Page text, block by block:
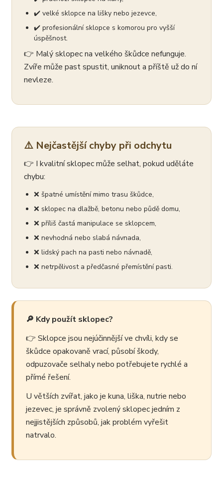
✔️ velké sklopce na lišky nebo jezevce,
✔️ profesionální sklopce s komorou pro vyšší
úspěšnost.
👉 Malý sklopec na velkého škůdce nefunguje.
Zvíře může past spustit, uniknout a příště už do ní
nevleze.
⚠️ Nejčastější chyby při odchytu
👉 I kvalitní sklopec může selhat, pokud uděláte
chybu:
❌ špatné umístění mimo trasu škůdce,
❌ sklopec na dlažbě, betonu nebo půdě domu,
❌ příliš častá manipulace se sklopcem,
❌ nevhodná nebo slabá návnada,
❌ lidský pach na pasti nebo návnadě,
❌ netrpělivost a předčasné přemístění pasti.
🔎 Kdy použít sklopec?
👉 Sklopce jsou nejúčinnější ve chvíli, kdy se
škůdce opakovaně vrací, působí škody,
odpuzovače selhaly nebo potřebujete rychlé a
přímé řešení.
U větších zvířat, jako je kuna, liška, nutrie nebo
jezevec, je správně zvolený sklopec jedním z
nejjistějších způsobů, jak problém vyřešit
natrvalo.